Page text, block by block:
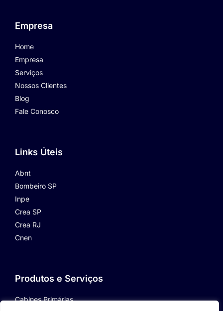
Empresa
Home
Empresa
Serviços
Nossos Clientes
Blog
Fale Conosco
Links Úteis
Abnt
Bombeiro SP
Inpe
Crea SP
Crea RJ
Cnen
Produtos e Serviços
Cabines Primárias